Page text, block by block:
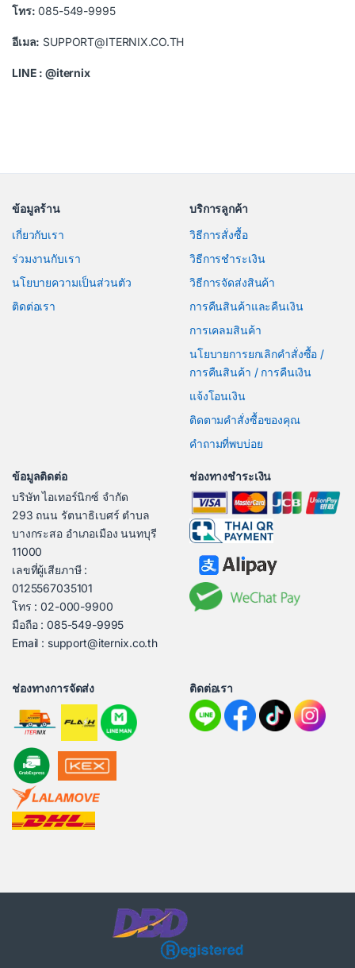
โทร: 085-549-9995
อีเมล: SUPPORT@ITERNIX.CO.TH
LINE : @iternix
ข้อมูลร้าน
เกี่ยวกับเรา
ร่วมงานกับเรา
นโยบายความเป็นส่วนตัว
ติดต่อเรา
บริการลูกค้า
วิธีการสั่งซื้อ
วิธีการชำระเงิน
วิธีการจัดส่งสินค้า
การคืนสินค้าและคืนเงิน
การเคลมสินค้า
นโยบายการยกเลิกคำสั่งซื้อ /
การคืนสินค้า / การคืนเงิน
แจ้งโอนเงิน
ติดตามคำสั่งซื้อของคุณ
คำถามที่พบบ่อย
ข้อมูลติดต่อ
บริษัท ไอเทอร์นิกซ์ จำกัด
293 ถนน รัตนาธิเบศร์ ตำบล
บางกระสอ อำเภอเมือง นนทบุรี
11000
เลขที่ผู้เสียภาษี :
0125567035101
โทร : 02-000-9900
มือถือ : 085-549-9995
Email : support@iternix.co.th
ช่องทางชำระเงิน
ช่องทางการจัดส่ง ติดต่อเรา